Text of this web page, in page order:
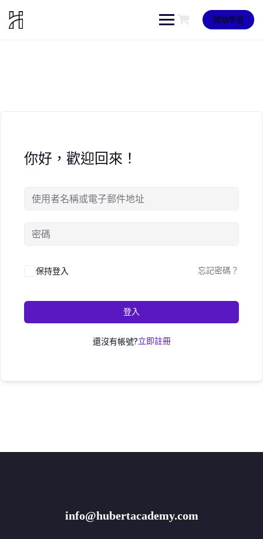
content
開始學習
你好，歡迎回來！
保持登入 忘記密碼？
登入
還沒有帳號?立即註冊
info@hubertacademy.com